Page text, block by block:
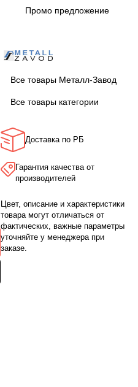
Промо предложение
Все товары Металл-Завод
Все товары категории
Доставка по РБ
Гарантия качества от
производителей
Цвет, описание и характеристики
товара могут отличаться от
фактических, важные параметры
уточняйте у менеджера при
заказе.